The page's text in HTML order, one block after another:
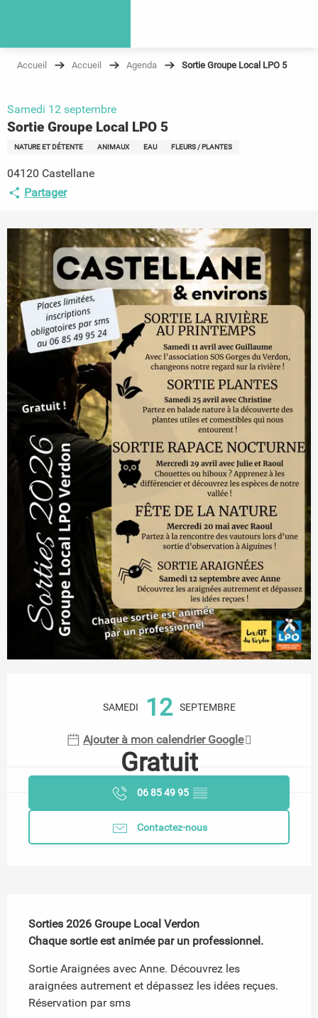
Accueil Accueil Agenda Sortie Groupe Local LPO 5
Samedi 12 septembre
Sortie Groupe Local LPO 5
NATURE ET DÉTENTE ANIMAUX EAU FLEURS / PLANTES
04120 Castellane
Partager
SAMEDI 12 SEPTEMBRE
Ajouter à mon calendrier Google
Gratuit
06 85 49 95 ▒▒
Contactez-nous
Sorties 2026 Groupe Local Verdon
Chaque sortie est animée par un professionnel.
Sortie Araignées avec Anne. Découvrez les
araignées autrement et dépassez les idées reçues.
Réservation par sms